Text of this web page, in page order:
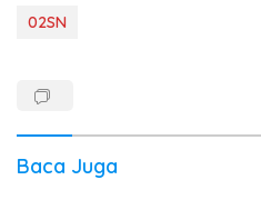
02SN
Baca Juga